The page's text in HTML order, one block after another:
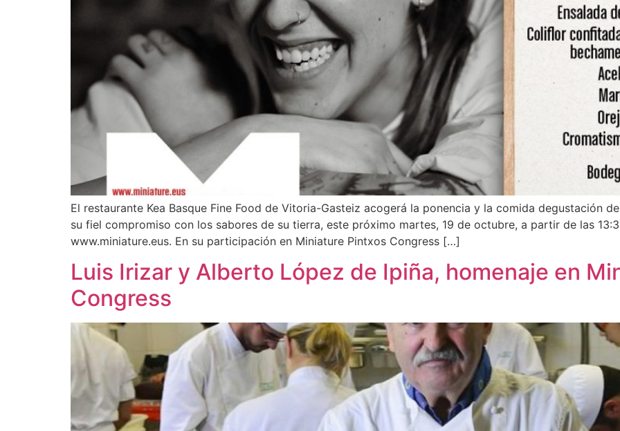
El restaurante Kea Basque Fine Food de Vitoria-Gasteiz acogerá la ponencia y la comida degustación
su fiel compromiso con los sabores de su tierra, este próximo martes, 19 de octubre, a partir de las
www.miniature.eus. En su participación en Miniature Pintxos Congress […]
Luis Irizar y Alberto López de Ipiña, homenaje en
Congress